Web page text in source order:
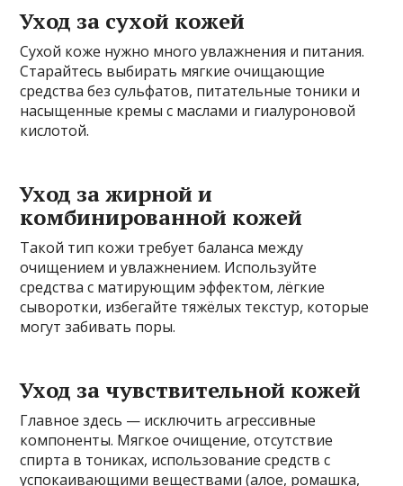
Уход за сухой кожей
Сухой коже нужно много увлажнения и питания.
Старайтесь выбирать мягкие очищающие
средства без сульфатов, питательные тоники и
насыщенные кремы с маслами и гиалуроновой
кислотой.
Уход за жирной и
комбинированной кожей
Такой тип кожи требует баланса между
очищением и увлажнением. Используйте
средства с матирующим эффектом, лёгкие
сыворотки, избегайте тяжёлых текстур, которые
могут забивать поры.
Уход за чувствительной кожей
Главное здесь — исключить агрессивные
компоненты. Мягкое очищение, отсутствие
спирта в тониках, использование средств с
успокаивающими веществами (алое, ромашка,